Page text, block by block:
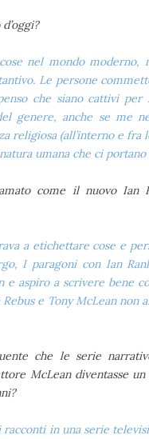
nel mondo moderno,
Le persone
che siano cattivi per
genere, anche se me
religiosa (all’interno e
umana che ci
come il nuovo Ian
a etichettare cose e
I paragoni con Ian
e aspiro a scrivere bene
e Tony McLean non
che le serie
McLean diventasse
in una serie